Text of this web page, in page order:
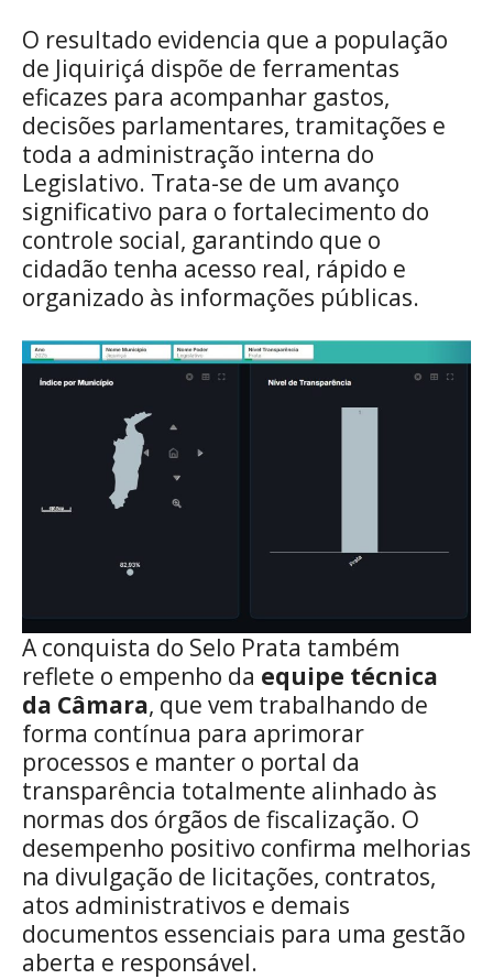
O resultado evidencia que a população
de Jiquiriçá dispõe de ferramentas
eficazes para acompanhar gastos,
decisões parlamentares, tramitações e
toda a administração interna do
Legislativo. Trata-se de um avanço
significativo para o fortalecimento do
controle social, garantindo que o
cidadão tenha acesso real, rápido e
organizado às informações públicas.
A conquista do Selo Prata também
reflete o empenho da equipe técnica
da Câmara, que vem trabalhando de
forma contínua para aprimorar
processos e manter o portal da
transparência totalmente alinhado às
normas dos órgãos de fiscalização. O
desempenho positivo confirma melhorias
na divulgação de licitações, contratos,
atos administrativos e demais
documentos essenciais para uma gestão
aberta e responsável.